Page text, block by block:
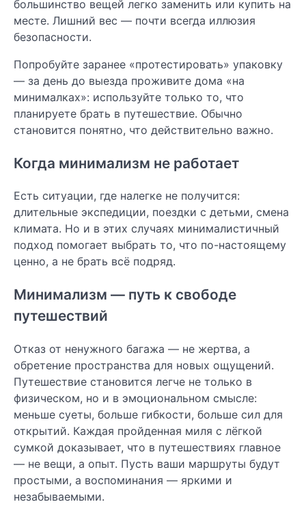
большинство вещей легко заменить или купить на
месте. Лишний вес — почти всегда иллюзия
безопасности.
Попробуйте заранее «протестировать» упаковку
— за день до выезда проживите дома «на
минималках»: используйте только то, что
планируете брать в путешествие. Обычно
становится понятно, что действительно важно.
Когда минимализм не работает
Есть ситуации, где налегке не получится:
длительные экспедиции, поездки с детьми, смена
климата. Но и в этих случаях минималистичный
подход помогает выбрать то, что по-настоящему
ценно, а не брать всё подряд.
Минимализм — путь к свободе
путешествий
Отказ от ненужного багажа — не жертва, а
обретение пространства для новых ощущений.
Путешествие становится легче не только в
физическом, но и в эмоциональном смысле:
меньше суеты, больше гибкости, больше сил для
открытий. Каждая пройденная миля с лёгкой
сумкой доказывает, что в путешествиях главное
— не вещи, а опыт. Пусть ваши маршруты будут
простыми, а воспоминания — яркими и
незабываемыми.